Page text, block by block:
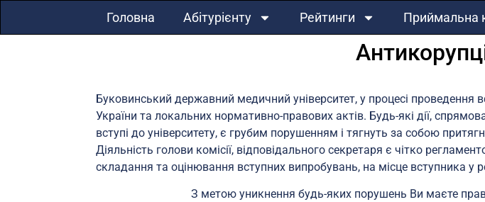
Головна Абітурієнту Рейтинги Приймальна
Буковинський державний медичний університет, у процесі проведення
України та локальних нормативно-правових актів. Будь-які дії,
вступі до університету, є грубим порушенням і тягнуть за собою
Діяльність голови комісії, відповідального секретаря є чітко
складання та оцінювання вступних випробувань, на місце вступника у
З метою уникнення будь-яких порушень Ви маєте